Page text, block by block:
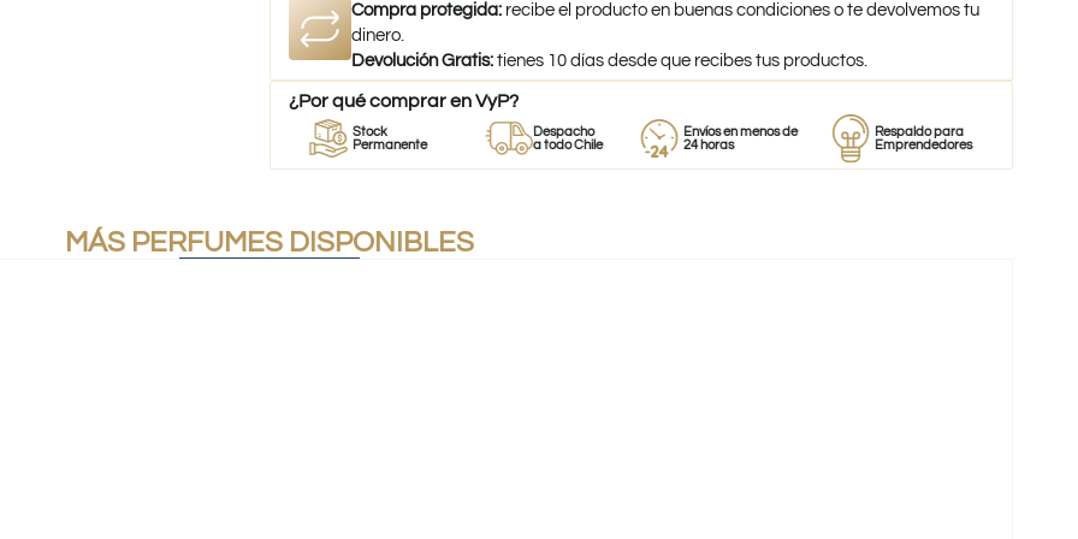
Compra protegida: recibe el producto en buenas condiciones o te devolvemos tu
dinero.
Devolución Gratis: tienes 10 días desde que recibes tus productos.
¿Por qué comprar en VyP?
Stock
Permanente
Despacho
a todo Chile
Envíos en menos de
24 horas
Respaldo para
Emprendedores
MÁS PERFUMES DISPONIBLES